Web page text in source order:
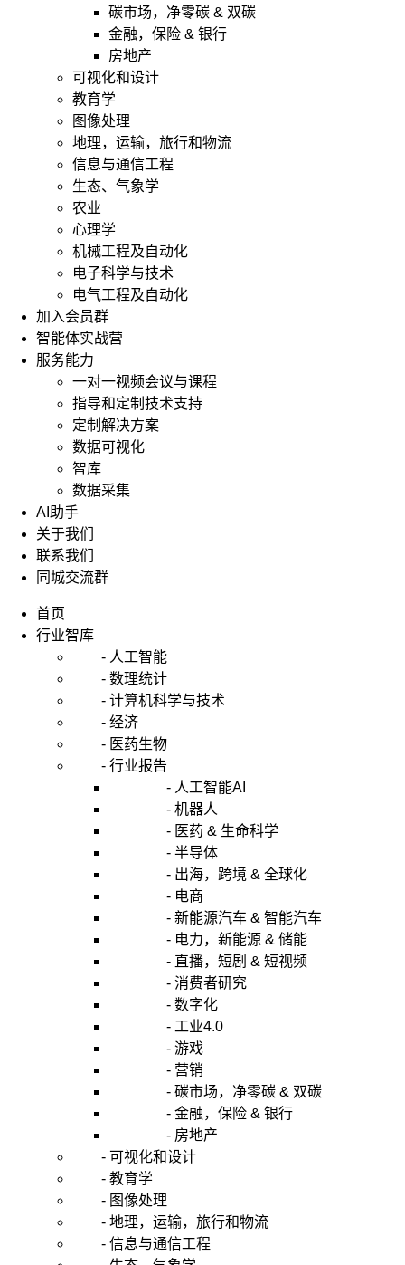
碳市场，净零碳 & 双碳
金融，保险 & 银行
房地产
可视化和设计
教育学
图像处理
地理，运输，旅行和物流
信息与通信工程
生态、气象学
农业
心理学
机械工程及自动化
电子科学与技术
电气工程及自动化
加入会员群
智能体实战营
服务能力
一对一视频会议与课程
指导和定制技术支持
定制解决方案
数据可视化
智库
数据采集
AI助手
关于我们
联系我们
同城交流群
首页
行业智库
- 人工智能
- 数理统计
- 计算机科学与技术
- 经济
- 医药生物
- 行业报告
- 人工智能AI
- 机器人
- 医药 & 生命科学
- 半导体
- 出海，跨境 & 全球化
- 电商
- 新能源汽车 & 智能汽车
- 电力，新能源 & 储能
- 直播，短剧 & 短视频
- 消费者研究
- 数字化
- 工业4.0
- 游戏
- 营销
- 碳市场，净零碳 & 双碳
- 金融，保险 & 银行
- 房地产
- 可视化和设计
- 教育学
- 图像处理
- 地理，运输，旅行和物流
- 信息与通信工程